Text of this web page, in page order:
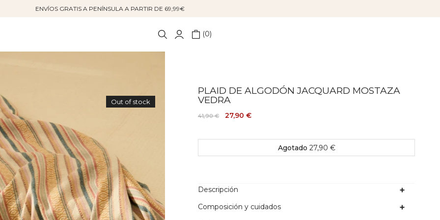
ENVÍOS GRATIS A PENÍNSULA A PARTIR DE 69,99€
0
Out of stock
PLAID DE ALGODÓN JACQUARD MOSTAZA
VEDRA
41,90 € 27,90 €
Agotado 27,90 €
Descripción
Composición y cuidados